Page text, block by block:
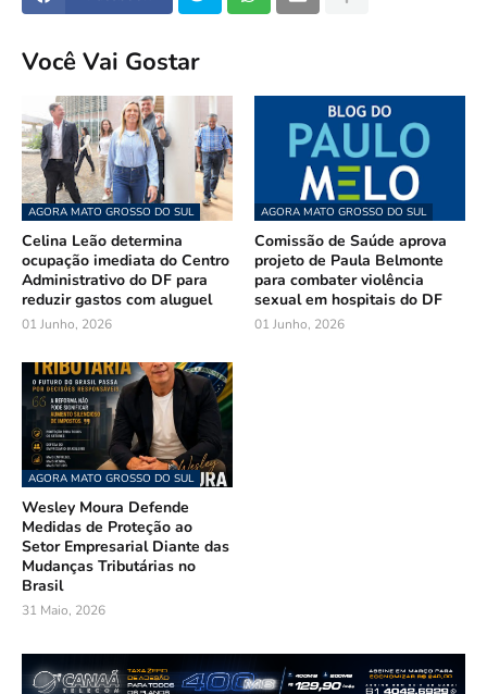
Você Vai Gostar
AGORA MATO GROSSO DO SUL
Celina Leão determina
ocupação imediata do Centro
Administrativo do DF para
reduzir gastos com aluguel
01 Junho, 2026
AGORA MATO GROSSO DO SUL
Comissão de Saúde aprova
projeto de Paula Belmonte
para combater violência
sexual em hospitais do DF
01 Junho, 2026
AGORA MATO GROSSO DO SUL
Wesley Moura Defende
Medidas de Proteção ao
Setor Empresarial Diante das
Mudanças Tributárias no
Brasil
31 Maio, 2026